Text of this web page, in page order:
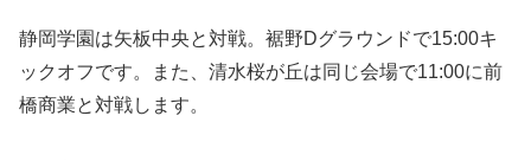
静岡学園は矢板中央と対戦。裾野Dグラウンドで15:00キ
ックオフです。また、清水桜が丘は同じ会場で11:00に前
橋商業と対戦します。